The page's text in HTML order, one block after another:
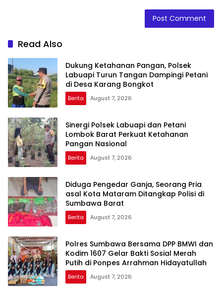
Read Also
Dukung Ketahanan Pangan, Polsek
Labuapi Turun Tangan Dampingi Petani
di Desa Karang Bongkot
Berita August 7, 2026
Sinergi Polsek Labuapi dan Petani
Lombok Barat Perkuat Ketahanan
Pangan Nasional
Berita August 7, 2026
Diduga Pengedar Ganja, Seorang Pria
asal Kota Mataram Ditangkap Polisi di
Sumbawa Barat
Berita August 7, 2026
Polres Sumbawa Bersama DPP BMWI dan
Kodim 1607 Gelar Bakti Sosial Merah
Putih di Ponpes Arrahman Hidayatullah
Berita August 7, 2026